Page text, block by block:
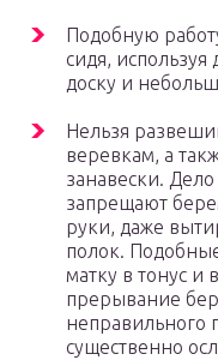
Подобную
сидя,
доску и
Нельзя
веревкам, а
занавески.
запрещают
руки, даже
полок.
матку в тонус и
прерывание
неправильного
существенно